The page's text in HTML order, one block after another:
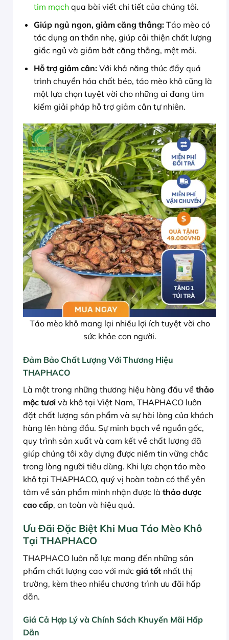
tim mạchqua bài viết chi tiết của chúng tôi.
Giúp ngủ ngon, giảm căng thẳng:Táo mèo có
tác dụng an thần nhẹ, giúp cải thiện chất lượng
giấc ngủ và giảm bớt căng thẳng, mệt mỏi.
Hỗ trợ giảm cân:Với khả năng thúc đẩy quá
trình chuyển hóa chất béo, táo mèo khô cũng là
một lựa chọn tuyệt vời cho những ai đang tìm
kiếm giải pháp hỗ trợ giảm cân tự nhiên.
Táo mèo khô mang lại nhiều lợi ích tuyệt vời cho
sức khỏe con người.
Đảm Bảo Chất Lượng Với Thương Hiệu
THAPHACO
Là một trong những thương hiệu hàng đầu về thảo
mộc tươi và khô tại Việt Nam, THAPHACO luôn
đặt chất lượng sản phẩm và sự hài lòng của khách
hàng lên hàng đầu. Sự minh bạch về nguồn gốc,
quy trình sản xuất và cam kết về chất lượng đã
giúp chúng tôi xây dựng được niềm tin vững chắc
trong lòng người tiêu dùng. Khi lựa chọn táo mèo
khô tại THAPHACO, quý vị hoàn toàn có thể yên
tâm về sản phẩm mình nhận được là thảo dược
cao cấp, an toàn và hiệu quả.
Ưu Đãi Đặc Biệt Khi Mua Táo Mèo Khô
Tại THAPHACO
THAPHACO luôn nỗ lực mang đến những sản
phẩm chất lượng cao với mức giá tốt nhất thị
trường, kèm theo nhiều chương trình ưu đãi hấp
dẫn.
Giá Cả Hợp Lý và Chính Sách Khuyến Mãi Hấp
Dẫn